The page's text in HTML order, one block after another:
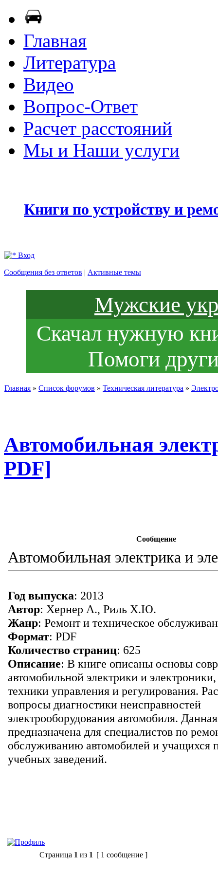
Главная
Литература
Видео
Вопрос-Ответ
Расчет расстояний
Мы и Наши услуги
Книги по устройству и
Вход
Сообщения без ответов | Активные темы
Мужские
Скачал нужную
Помоги
Главная » Список форумов » Техническая литература »
Автомобильная
PDF]
Сообщение
Автомобильная электрика и
Год выпуска: 2013
Автор: Хернер А., Риль Х.Ю.
Жанр: Ремонт и техническое
Формат: PDF
Количество страниц: 625
Описание: В книге описаны основы
автомобильной электрики и
техники управления и регулирования.
вопросы диагностики неисправностей
электрооборудования автомобиля.
предназначена для специалистов по
обслуживанию автомобилей и учащихся
учебных заведений.
Страница 1 из 1 [ 1 сообщение ]